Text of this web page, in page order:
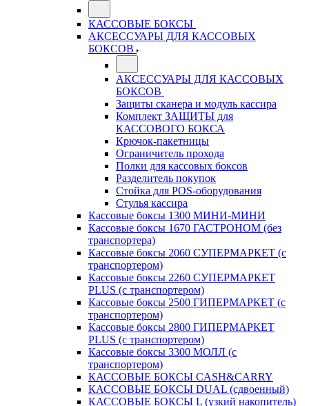
КАССОВЫЕ БОКСЫ
АКСЕССУАРЫ ДЛЯ КАССОВЫХ
БОКСОВ
АКСЕССУАРЫ ДЛЯ КАССОВЫХ
БОКСОВ
Защиты сканера и модуль кассира
Комплект ЗАЩИТЫ для
КАССОВОГО БОКСА
Крючок-пакетницы
Ограничитель прохода
Полки для кассовых боксов
Разделитель покупок
Стойка для POS-оборудования
Стулья кассира
Кассовые боксы 1300 МИНИ-МИНИ
Кассовые боксы 1670 ГАСТРОНОМ (без
транспортера)
Кассовые боксы 2060 СУПЕРМАРКЕТ (с
транспортером)
Кассовые боксы 2260 СУПЕРМАРКЕТ
PLUS (с транспортером)
Кассовые боксы 2500 ГИПЕРМАРКЕТ (с
транспортером)
Кассовые боксы 2800 ГИПЕРМАРКЕТ
PLUS (с транспортером)
Кассовые боксы 3300 МОЛЛ (с
транспортером)
КАССОВЫЕ БОКСЫ CASH&CARRY
КАССОВЫЕ БОКСЫ DUAL (сдвоенный)
КАССОВЫЕ БОКСЫ L (узкий накопитель)